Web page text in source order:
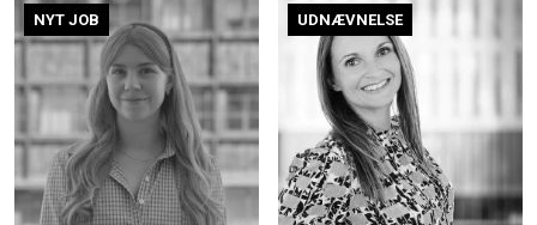
NYT JOB UDNÆVNELSE